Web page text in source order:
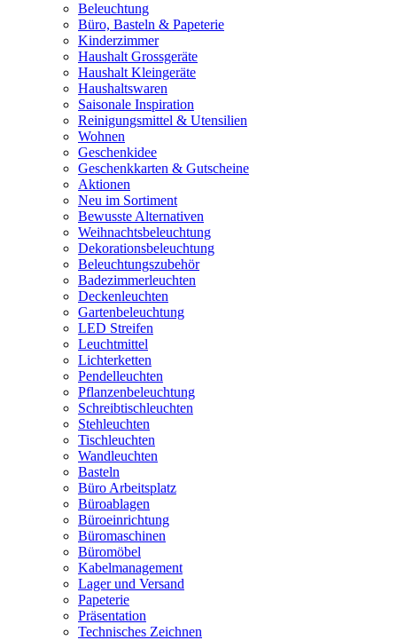
Beleuchtung
Büro, Basteln & Papeterie
Kinderzimmer
Haushalt Grossgeräte
Haushalt Kleingeräte
Haushaltswaren
Saisonale Inspiration
Reinigungsmittel & Utensilien
Wohnen
Geschenkidee
Geschenkkarten & Gutscheine
Aktionen
Neu im Sortiment
Bewusste Alternativen
Weihnachtsbeleuchtung
Dekorationsbeleuchtung
Beleuchtungszubehör
Badezimmerleuchten
Deckenleuchten
Gartenbeleuchtung
LED Streifen
Leuchtmittel
Lichterketten
Pendelleuchten
Pflanzenbeleuchtung
Schreibtischleuchten
Stehleuchten
Tischleuchten
Wandleuchten
Basteln
Büro Arbeitsplatz
Büroablagen
Büroeinrichtung
Büromaschinen
Büromöbel
Kabelmanagement
Lager und Versand
Papeterie
Präsentation
Technisches Zeichnen